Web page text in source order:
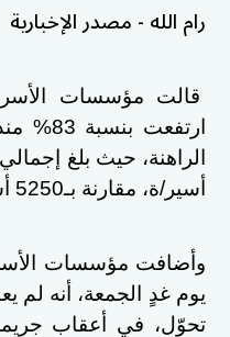
رام الله - مصدر الإخبارية
قالت مؤسسات
أسير/ة، مقارنة بـ5250 أسيرا/ة قبل اندلاعها.
وأضافت مؤسسات
يوم غدٍ الجمعة، أنه لم
تحوّل، في أعقاب